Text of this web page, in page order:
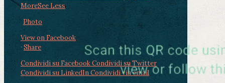
MoreSee Less
Photo
View on Facebook
· Share
Condividi su FacebookCondividi su Twitter
Condividi su LinkedInCondividi via email